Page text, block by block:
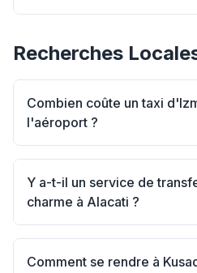
Recherches
Combien coûte un taxi
l'aéroport ?
Y a-t-il un service de
charme à Alacati ?
Comment se rendre à